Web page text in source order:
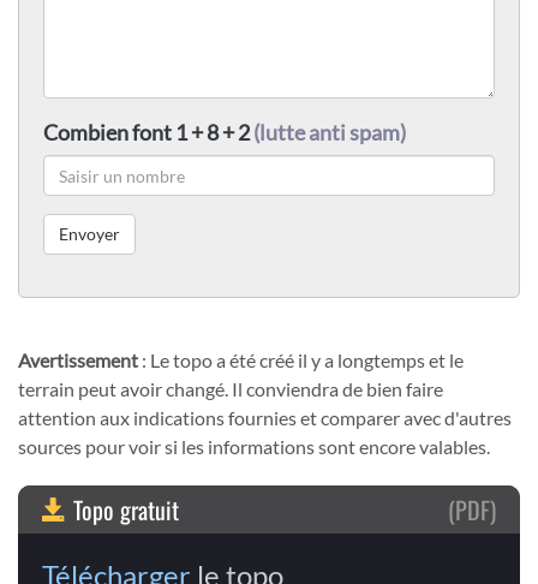
Combien font 1 + 8 + 2(lutte anti spam)
Avertissement : Le topo a été créé il y a longtemps et le
terrain peut avoir changé. Il conviendra de bien faire
attention aux indications fournies et comparer avec d'autres
sources pour voir si les informations sont encore valables.
Topo gratuit (PDF)
Télécharger le topo